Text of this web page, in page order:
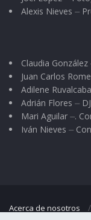
Alexis Nieves ⏤
Claudia
Juan Carlos
Adilene
Adrián Flores ⏤
Mari Aguilar ⏤.
Iván Nieves ⏤
Acerca de nosotros